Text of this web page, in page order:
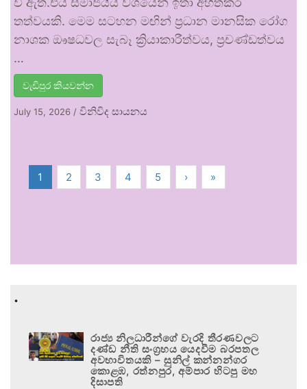
තත්වයකි. මෙම සටහන මඟින් ප්‍රධාන මානසික රෝග
නාශක ඖෂධවල සැබෑ ක්‍රියාකාරීත්වය, ප්‍රචණ්ඩත්වය
…
වැඩිපුර කියවන්න
July 15, 2026 / විනිවිද සායනය
1 2 3 4 5 › »
.
රාජ්‍ය නිලධාරීන්ගේ වැරදි තීරණවලට
දණ්ඩ නීති සංග්‍රහය යෙදවීම බරපතල
අවභාවිතයකි – සුනිල් කන්නන්ගර
කොළඹ, රත්නපුර, අම්පාර හිටපු මහ
දිසාපති